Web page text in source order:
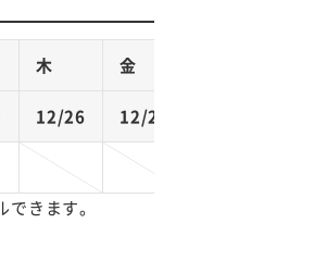
木 金
12/26 12/27
きます。